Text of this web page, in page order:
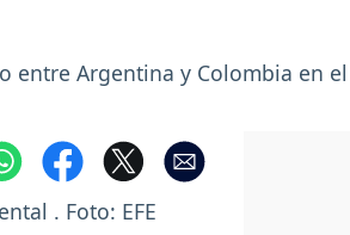
entre Argentina y Colombia en